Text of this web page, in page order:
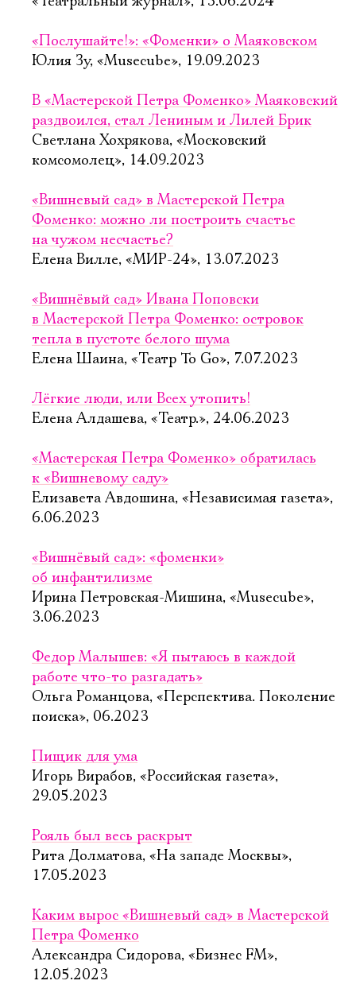
«Послушайте!»: «Фоменки» о Маяковском
Юлия Зу, «Musecube», 19.09.2023
В «Мастерской Петра Фоменко» Маяковский
раздвоился, стал Лениным и Лилей Брик
Светлана Хохрякова, «Московский
комсомолец», 14.09.2023
«Вишневый сад» в Мастерской Петра
Фоменко: можно ли построить счастье
на чужом несчастье?
Елена Вилле, «МИР-24», 13.07.2023
«Вишнёвый сад» Ивана Поповски
в Мастерской Петра Фоменко: островок
тепла в пустоте белого шума
Елена Шаина, «Театр To Go», 7.07.2023
Лёгкие люди, или Всех утопить!
Елена Алдашева, «Театр.», 24.06.2023
«Мастерская Петра Фоменко» обратилась
к «Вишневому саду»
Елизавета Авдошина, «Независимая газета»,
6.06.2023
«Вишнёвый сад»: «фоменки»
об инфантилизме
Ирина Петровская-Мишина, «Musecube»,
3.06.2023
Федор Малышев: «Я пытаюсь в каждой
работе что-то разгадать»
Ольга Романцова, «Перспектива. Поколение
поиска», 06.2023
Пищик для ума
Игорь Вирабов, «Российская газета»,
29.05.2023
Рояль был весь раскрыт
Рита Долматова, «На западе Москвы»,
17.05.2023
Каким вырос «Вишневый сад» в Мастерской
Петра Фоменко
Александра Сидорова, «Бизнес FM»,
12.05.2023
Ознакомиться